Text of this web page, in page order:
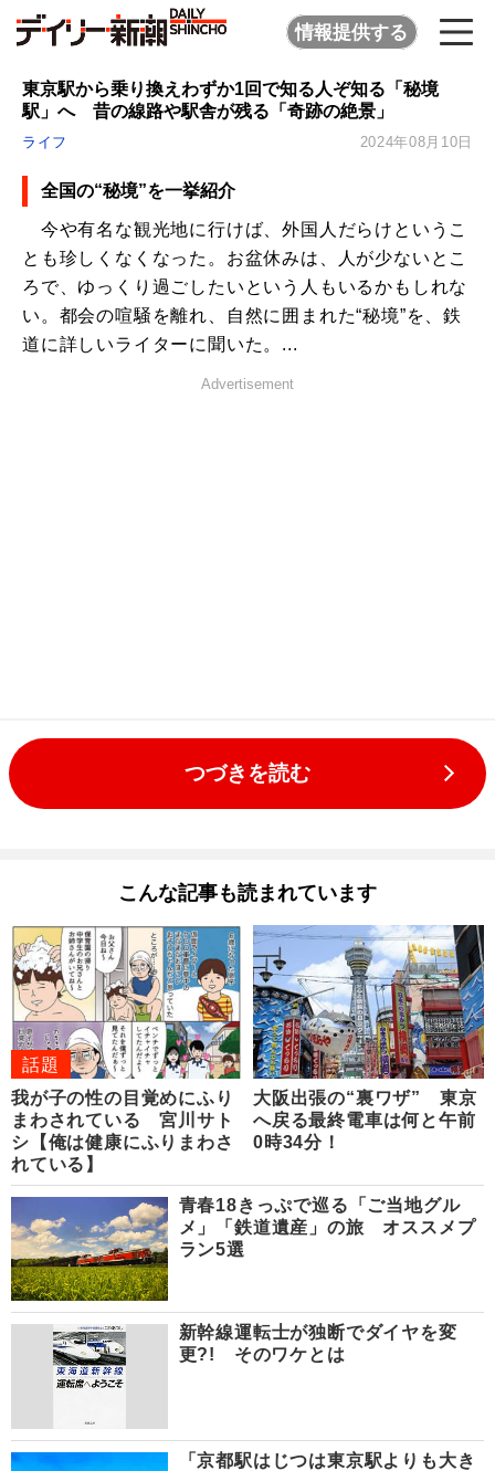
情報提供する
東京駅から乗り換えわずか1回で知る人ぞ知る「秘境
駅」へ 昔の線路や駅舎が残る「奇跡の絶景」
ライフ 2024年08月10日
全国の“秘境”を一挙紹介
今や有名な観光地に行けば、外国人だらけというこ
とも珍しくなくなった。お盆休みは、人が少ないとこ
ろで、ゆっくり過ごしたいという人もいるかもしれな
い。都会の喧騒を離れ、自然に囲まれた“秘境”を、鉄
道に詳しいライターに聞いた。...
Advertisement
つづきを読む
こんな記事も読まれています
話題
我が子の性の目覚めにふり
まわされている 宮川サト
シ【俺は健康にふりまわさ
れている】
大阪出張の“裏ワザ” 東京
へ戻る最終電車は何と午前
0時34分！
青春18きっぷで巡る「ご当地グル
メ」「鉄道遺産」の旅 オススメプ
ラン5選
新幹線運転士が独断でダイヤを変
更?! そのワケとは
「京都駅はじつは東京駅よりも大き